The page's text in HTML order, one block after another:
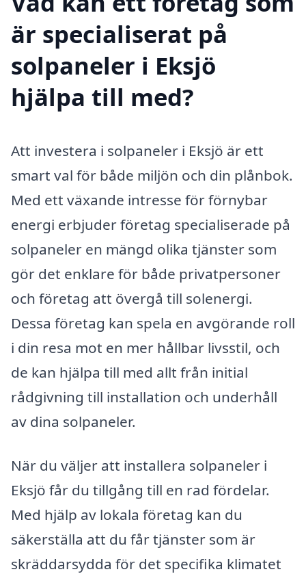
är specialiserat på
solpaneler i Eksjö
hjälpa till med?
Att investera i solpaneler i Eksjö är ett
smart val för både miljön och din plånbok.
Med ett växande intresse för förnybar
energi erbjuder företag specialiserade på
solpaneler en mängd olika tjänster som
gör det enklare för både privatpersoner
och företag att övergå till solenergi.
Dessa företag kan spela en avgörande roll
i din resa mot en mer hållbar livsstil, och
de kan hjälpa till med allt från initial
rådgivning till installation och underhåll
av dina solpaneler.
När du väljer att installera solpaneler i
Eksjö får du tillgång till en rad fördelar.
Med hjälp av lokala företag kan du
säkerställa att du får tjänster som är
skräddarsydda för det specifika klimatet